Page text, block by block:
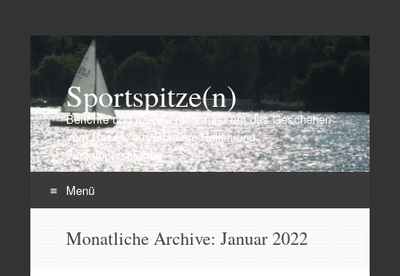
Sportspitze(n)
Berichte und Kommentare rund um das Geschehen
vom Rasen, aus Stadien, Hallen und
Funktionärsetagen
Menü
InhaltMonatliche Archive: Januar 2022